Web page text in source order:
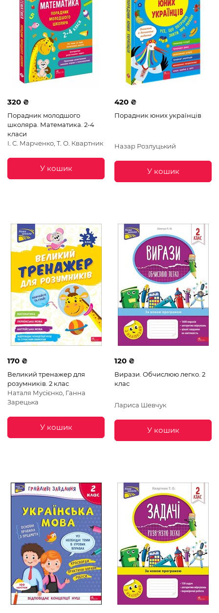
320 ₴
Порадник молодшого
школяра. Математика. 2-4
класи
І. С. Марченко, Т. О. Квартник
У кошик
420 ₴
Порадник юних українців
Назар Розлуцький
У кошик
170 ₴
Великий тренажер для
розумників. 2 клас
Наталя Мусієнко, Ганна
Зарецька
У кошик
120 ₴
Вирази. Обчислюю легко. 2
клас
Лариса Шевчук
У кошик